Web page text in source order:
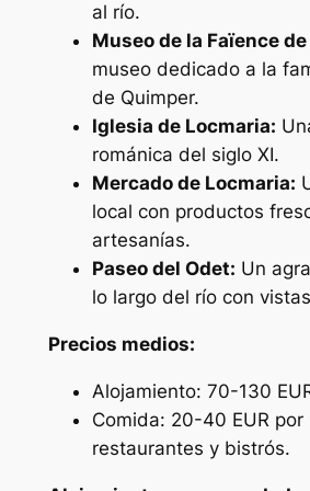
al río.
Museo de la Faïence
museo dedicado a la
de Quimper.
Iglesia de Locmaria:
románica del siglo XI.
Mercado de Locmaria:
local con productos
artesanías.
Paseo del Odet: Un
lo largo del río con
Precios medios:
Alojamiento: 70-130
Comida: 20-40 EUR por
restaurantes y bistrós.